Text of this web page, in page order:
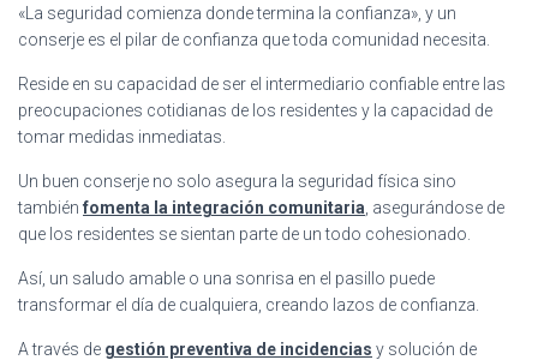
«La seguridad comienza donde termina la confianza», y un
conserje es el pilar de confianza que toda comunidad necesita.
Reside en su capacidad de ser el intermediario confiable entre las
preocupaciones cotidianas de los residentes y la capacidad de
tomar medidas inmediatas.
Un buen conserje no solo asegura la seguridad física sino
también fomenta la integración comunitaria , asegurándose de
que los residentes se sientan parte de un todo cohesionado.
Así, un saludo amable o una sonrisa en el pasillo puede
transformar el día de cualquiera, creando lazos de confianza.
A través de gestión preventiva de incidencias y solución de